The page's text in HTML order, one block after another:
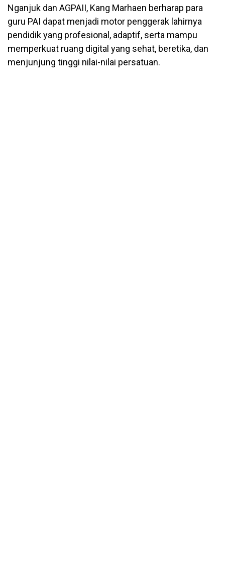
Nganjuk dan AGPAII, Kang Marhaen berharap para
guru PAI dapat menjadi motor penggerak lahirnya
pendidik yang profesional, adaptif, serta mampu
memperkuat ruang digital yang sehat, beretika, dan
menjunjung tinggi nilai-nilai persatuan.